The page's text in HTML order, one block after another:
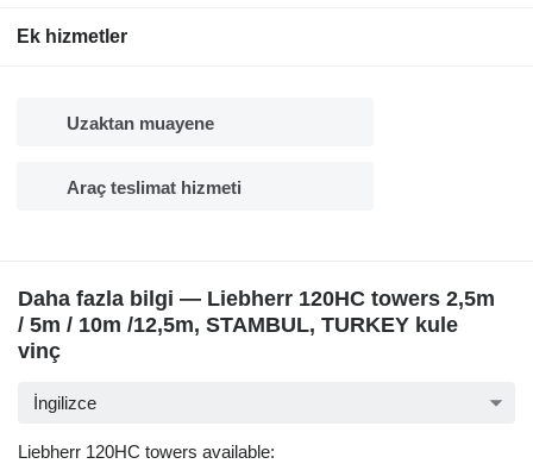
Ek hizmetler
Uzaktan muayene
Araç teslimat hizmeti
Daha fazla bilgi — Liebherr 120HC towers 2,5m
/ 5m / 10m /12,5m, STAMBUL, TURKEY kule
vinç
İngilizce
Liebherr 120HC towers available: